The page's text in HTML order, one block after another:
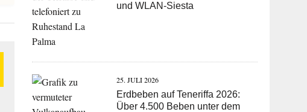
und WLAN-Siesta
25. JULI 2026
Erdbeben auf Teneriffa 2026:
Über 4.500 Beben unter dem